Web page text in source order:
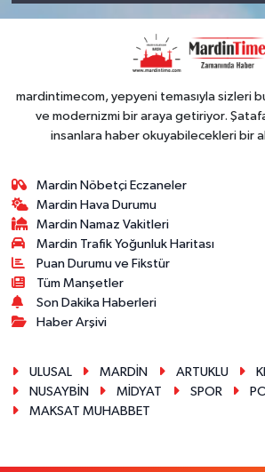
mardintimecom, yepyeni temasıyla sizleri
ve modernizmi bir araya getiriyor.
insanlara haber okuyabilecekleri bir
Mardin Nöbetçi Eczaneler
Mardin Hava Durumu
Mardin Namaz Vakitleri
Mardin Trafik Yoğunluk Haritası
Puan Durumu ve Fikstür
Tüm Manşetler
Son Dakika Haberleri
Haber Arşivi
ULUSAL MARDİN ARTUKLU
NUSAYBİN
MİDYAT SPOR
MAKSAT MUHABBET